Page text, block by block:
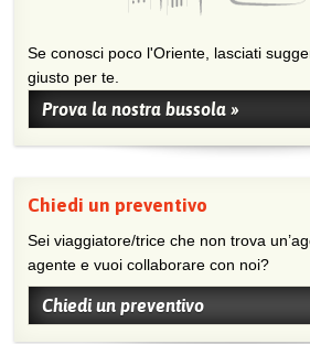
Se conosci poco l'Oriente, lasciati
giusto per te.
Prova la nostra bussola »
Chiedi un preventivo
Sei viaggiatore/trice che non trova un’agenzia vicina o sei
agente e vuoi collaborare con noi?
Chiedi un preventivo